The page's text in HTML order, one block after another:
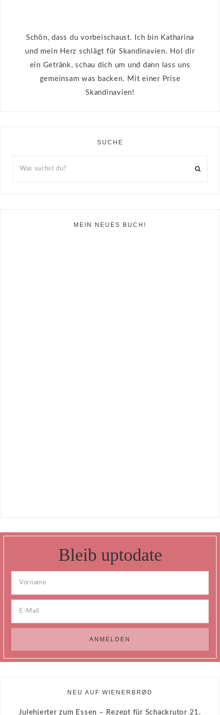
Schön, dass du vorbeischaust. Ich bin Katharina
und mein Herz schlägt für Skandinavien. Hol dir
ein Getränk, schau dich um und dann lass uns
gemeinsam was backen. Mit einer Prise
Skandinavien!
SUCHE
MEIN NEUES BUCH!
Bleib uptodate
NEU AUF WIENERBRØD
Julehjerter zum Essen – Rezept für Schackrutor 21.